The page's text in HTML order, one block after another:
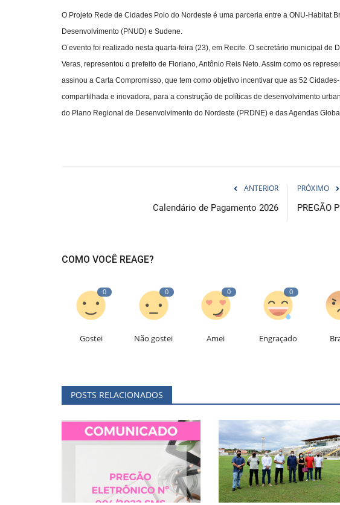
O Projeto Rede de Cidades Polo do Nordeste é uma parceria entre a ONU-Habitat
Desenvolvimento (PNUD) e Sudene.
O evento foi realizado nesta quarta-feira (23), em Recife. O secretário municipal de
Veras, representou o prefeito de Floriano, Antônio Reis Neto. Assim como os
assinou a Carta Compromisso, que tem como objetivo incentivar que as 52
compartilhada e inovadora, para a construção de políticas de desenvolvimento
do Plano Regional de Desenvolvimento do Nordeste (PRDNE) e das Agendas
ANTERIOR
Calendário de Pagamento 2026
PRÓXIMO
PREGÃO
COMO VOCÊ REAGE?
0
Gostei
0
Não gostei
0
Amei
0
Engraçado
POSTS RELACIONADOS